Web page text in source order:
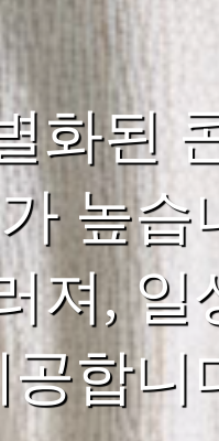
화된
높습
져, 일
합니